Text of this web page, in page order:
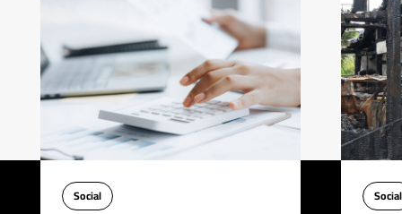
Social Social